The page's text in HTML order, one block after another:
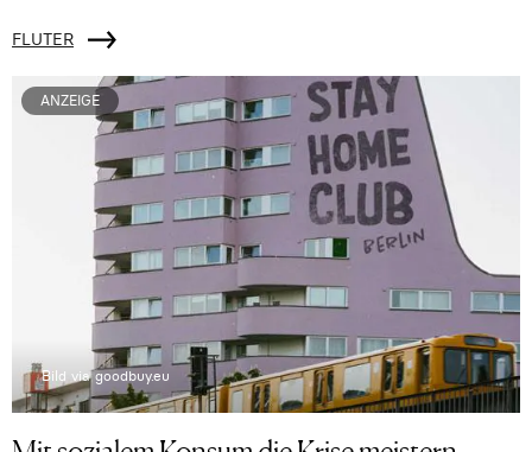
FLUTER
ANZEIGE
Bild via goodbuy.eu